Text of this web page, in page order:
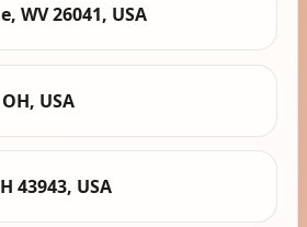
WV 26041, USA
USA
43943, USA